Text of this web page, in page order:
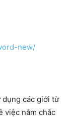
new/
dụng các giới từ
việc nắm chắc